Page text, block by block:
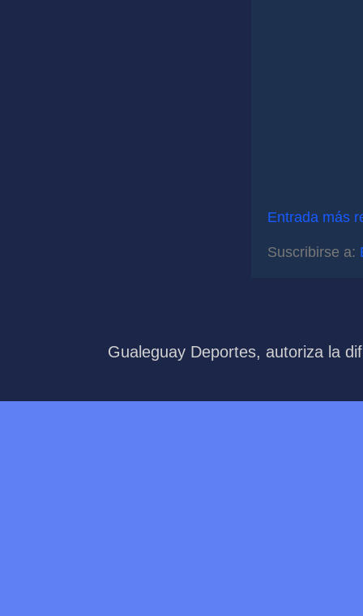
Entrada más
Suscribirse a:
Gualeguay Deportes, autoriza la